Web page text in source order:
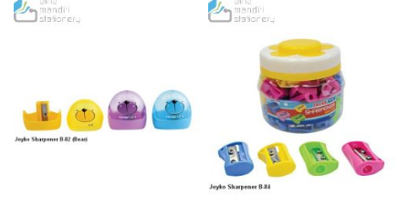
WISHCOMPARE
TO
WISH
LIST
COMPARE